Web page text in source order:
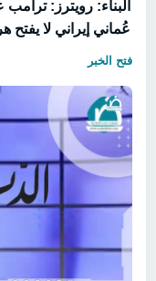
البناء: رويترز:
عُماني إيراني لا يفتح
فتح الخبر